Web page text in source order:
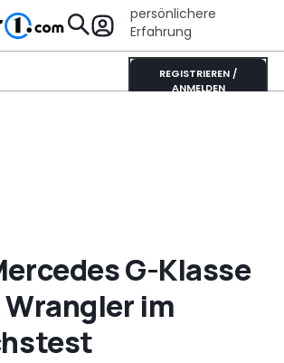
persönlichere
Erfahrung
REGISTRIEREN /
ANMELDEN
G-Klasse
Wrangler im